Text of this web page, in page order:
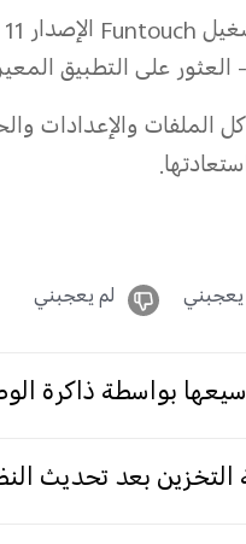
العثور على التطبيق
والإعدادات
يعجبني لم يعجبني
بواسطة ذاكرة
بعد تحديث